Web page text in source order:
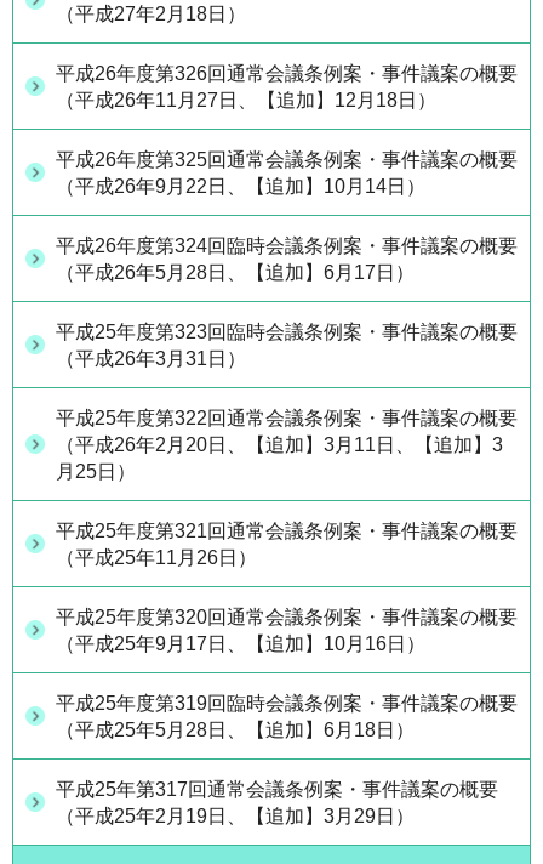
（平成27年2月18日）
平成26年度第326回通常会議条例案・事件議案の概要
（平成26年11月27日、【追加】12月18日）
平成26年度第325回通常会議条例案・事件議案の概要
（平成26年9月22日、【追加】10月14日）
平成26年度第324回臨時会議条例案・事件議案の概要
（平成26年5月28日、【追加】6月17日）
平成25年度第323回臨時会議条例案・事件議案の概要
（平成26年3月31日）
平成25年度第322回通常会議条例案・事件議案の概要
（平成26年2月20日、【追加】3月11日、【追加】3
月25日）
平成25年度第321回通常会議条例案・事件議案の概要
（平成25年11月26日）
平成25年度第320回通常会議条例案・事件議案の概要
（平成25年9月17日、【追加】10月16日）
平成25年度第319回臨時会議条例案・事件議案の概要
（平成25年5月28日、【追加】6月18日）
平成25年第317回通常会議条例案・事件議案の概要
（平成25年2月19日、【追加】3月29日）